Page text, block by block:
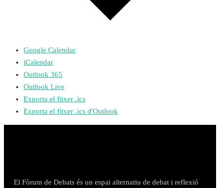
Google Calendar
iCalendar
Outlook 365
Outlook Live
Exporta el fitxer .ics
Exporta el fitxer .ics d'Outlook
El Fòrum de Debats és un espai alternatiu de debat i reflexió